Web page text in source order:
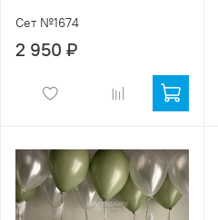
Сет №1674
2 950 ₽